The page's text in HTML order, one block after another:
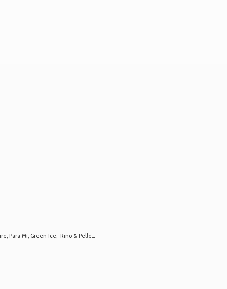
Para Mi, Green Ice, Rino & Pelle...